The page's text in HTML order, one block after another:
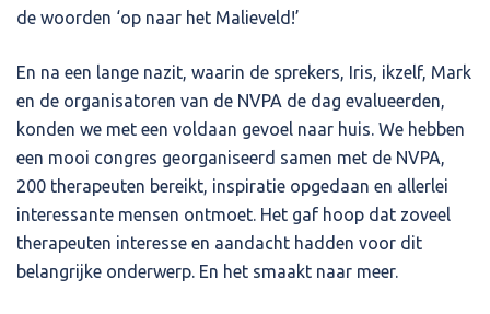
de woorden ‘op naar het Malieveld!’
En na een lange nazit, waarin de sprekers, Iris, ikzelf, Mark
en de organisatoren van de NVPA de dag evalueerden,
konden we met een voldaan gevoel naar huis. We hebben
een mooi congres georganiseerd samen met de NVPA,
200 therapeuten bereikt, inspiratie opgedaan en allerlei
interessante mensen ontmoet. Het gaf hoop dat zoveel
therapeuten interesse en aandacht hadden voor dit
belangrijke onderwerp. En het smaakt naar meer.